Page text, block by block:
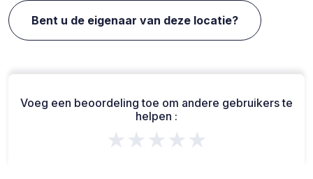
Bent u de eigenaar van deze locatie?
Voeg een beoordeling toe om andere gebruikers te
helpen :
★★★★★